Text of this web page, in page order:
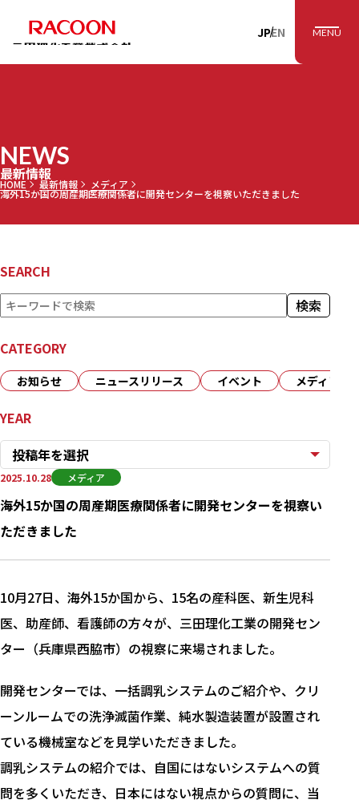
RACOON 三田理
JPEN MENU
NEWS
最新情報
HOME 最新情報 メディア
海外15か国の周産期医療関係者に開発センターを視察いただきました
SEARCH
検
索 検索
CATEGORY
お知らせ ニュースリリース イベント メディア
YEAR
投稿年を選択
海外15か国の周産期医療関係者に開発センターを視察い
ただきました
2025.10.28 メディア
10月27日、海外15か国から、15名の産科医、新生児科
医、助産師、看護師の方々が、三田理化工業の開発セン
ター（兵庫県西脇市）の視察に来場されました。
開発センターでは、一括調乳システムのご紹介や、クリ
ーンルームでの洗浄滅菌作業、純水製造装置が設置され
ている機械室などを見学いただきました。
調乳システムの紹介では、自国にはないシステムへの質
問を多くいただき、日本にはない視点からの質問に、当